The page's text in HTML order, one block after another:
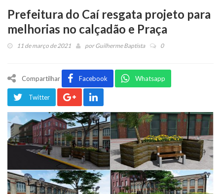
Prefeitura do Caí resgata projeto para
melhorias no calçadão e Praça
11 de março de 2021 porGuilherme Baptista 0
Compartilhar Facebook Whatsapp
Twitter